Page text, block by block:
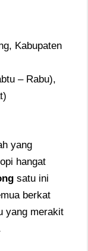
Kabupaten
– Rabu),
yang
hangat
satu ini
berkat
yang merakit